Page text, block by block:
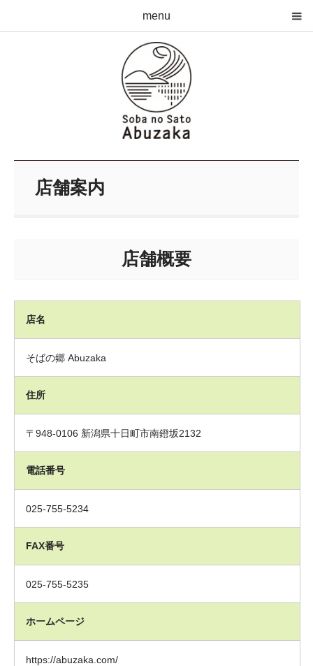
menu
店舗案内
店舗概要
店名
そばの郷 Abuzaka
住所
〒948-0106 新潟県十日町市南鐙坂2132
電話番号
025-755-5234
FAX番号
025-755-5235
ホームページ
https://abuzaka.com/